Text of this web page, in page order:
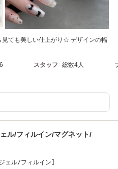
見ても美しい仕上がり☆ デザインの幅
スタッフ 総数4人
ル/フィルイン/マグネット/
ェル/フィルイン]